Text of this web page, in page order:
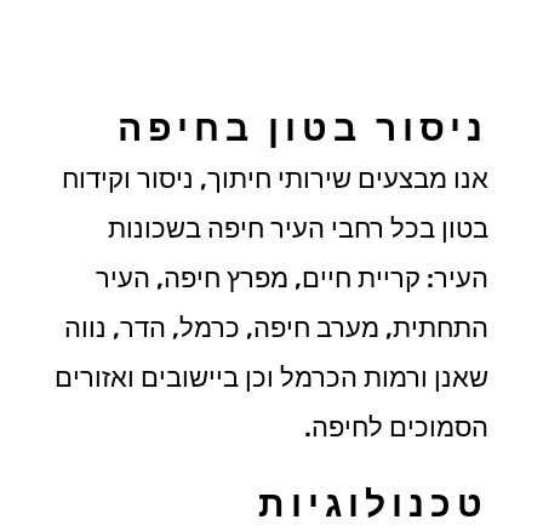
ניסור בטון בחיפה
אנו מבצעים שירותי חיתוך, ניסור וקידוח
בטון בכל רחבי העיר חיפה בשכונות
העיר: קריית חיים, מפרץ חיפה, העיר
התחתית, מערב חיפה, כרמל, הדר, נווה
שאנן ורמות הכרמל וכן ביישובים ואזורים
הסמוכים לחיפה.
טכנולוגיות